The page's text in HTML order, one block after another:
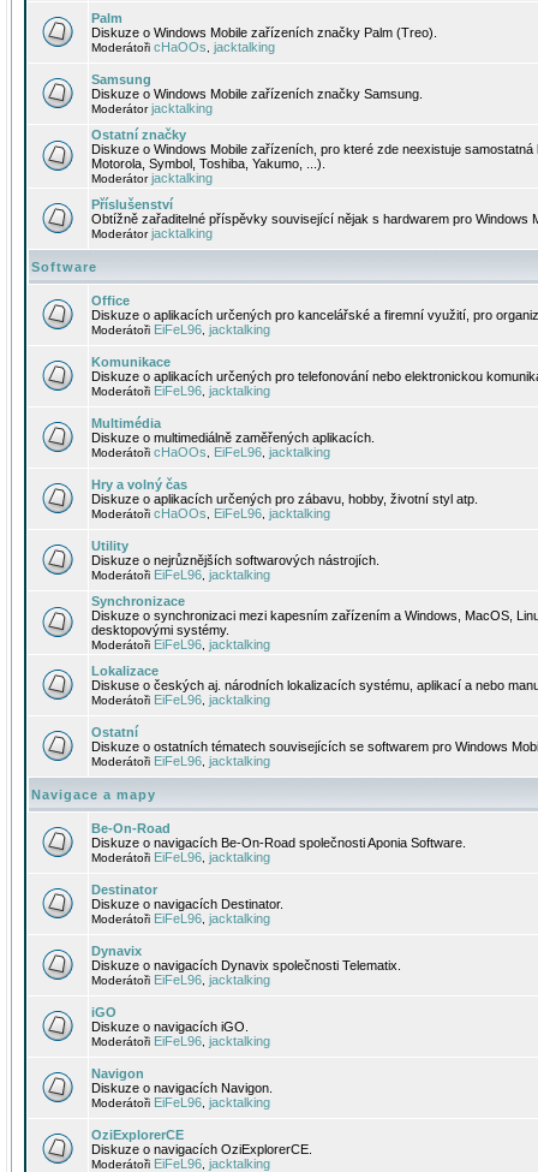
Palm
Diskuze o Windows Mobile zařízeních značky Palm (Treo).
Moderátoři cHaOOs jacktalking
Samsung
Diskuze o Windows Mobile zařízeních značky Samsung.
Moderátorjacktalking
Ostatní značky
Diskuze o Windows Mobile zařízeních, pro které zde neexistuje
Motorola, Symbol, Toshiba, Yakumo, ...).
Moderátorjacktalking
Příslušenství
Obtížně zařaditelné příspěvky související nějak s hardwarem pro Windows
Moderátorjacktalking
Software
Office
Diskuze o aplikacích určených pro kancelářské a firemní využití, pro
Moderátoři EiFeL96 jacktalking
Komunikace
Diskuze o aplikacích určených pro telefonování nebo elektronickou
Moderátoři EiFeL96 jacktalking
Multimédia
Diskuze o multimediálně zaměřených aplikacích.
Moderátoři cHaOOs EiFeL96 jacktalking
Hry a volný čas
Diskuze o aplikacích určených pro zábavu, hobby, životní styl atp.
Moderátoři cHaOOs EiFeL96 jacktalking
Utility
Diskuze o nejrůznějších softwarových nástrojích.
Moderátoři EiFeL96 jacktalking
Synchronizace
Diskuze o synchronizaci mezi kapesním zařízením a Windows, MacOS,
desktopovými systémy.
Moderátoři EiFeL96 jacktalking
Lokalizace
Diskuse o českých aj. národních lokalizacích systému, aplikací a nebo
Moderátoři EiFeL96 jacktalking
Ostatní
Diskuze o ostatních tématech souvisejících se softwarem pro Windows
Moderátoři EiFeL96 jacktalking
Navigace a mapy
Be-On-Road
Diskuze o navigacích Be-On-Road společnosti Aponia Software.
Moderátoři EiFeL96 jacktalking
Destinator
Diskuze o navigacích Destinator.
Moderátoři EiFeL96 jacktalking
Dynavix
Diskuze o navigacích Dynavix společnosti Telematix.
Moderátoři EiFeL96 jacktalking
iGO
Diskuze o navigacích iGO.
Moderátoři EiFeL96 jacktalking
Navigon
Diskuze o navigacích Navigon.
Moderátoři EiFeL96 jacktalking
OziExplorerCE
Diskuze o navigacích OziExplorerCE.
Moderátoři EiFeL96 jacktalking